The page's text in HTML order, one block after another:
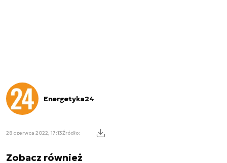
Energetyka24
28 czerwca 2022, 17:13Źródło:
Zobacz również